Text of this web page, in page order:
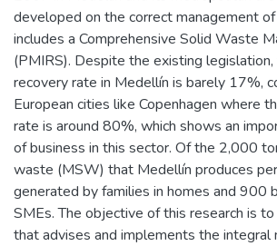
developed on the correct management
includes a Comprehensive Solid Waste
(PMIRS). Despite the existing
recovery rate in Medellín is barely 17%,
European cities like Copenhagen where
rate is around 80%, which shows an
of business in this sector. Of the 2,000
waste (MSW) that Medellín produces
generated by families in homes and 900
SMEs. The objective of this research is
that advises and implements the integral